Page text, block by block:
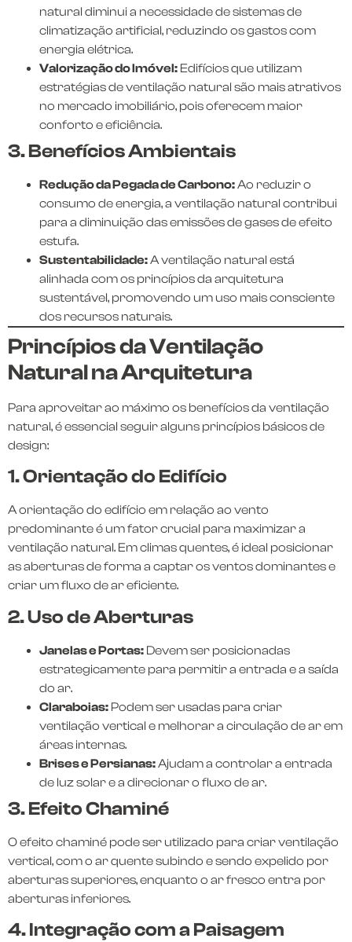
natural diminui a necessidade de sistemas de
climatização artificial, reduzindo os gastos com
energia elétrica.
Valorização do Imóvel: Edifícios que utilizam
estratégias de ventilação natural são mais atrativos
no mercado imobiliário, pois oferecem maior
conforto e eficiência.
3. Benefícios Ambientais
Redução da Pegada de Carbono:Ao reduzir o
consumo de energia, a ventilação natural contribui
para a diminuição das emissões de gases de efeito
estufa.
Sustentabilidade:A ventilação natural está
alinhada com os princípios da arquitetura
sustentável, promovendo um uso mais consciente
dos recursos naturais.
Princípios da Ventilação
Natural na Arquitetura
Para aproveitar ao máximo os benefícios da ventilação
natural, é essencial seguir alguns princípios básicos de
design:
1. Orientação do Edifício
A orientação do edifício em relação ao vento
predominante é um fator crucial para maximizar a
ventilação natural. Em climas quentes, é ideal posicionar
as aberturas de forma a captar os ventos dominantes e
criar um fluxo de ar eficiente.
2. Uso de Aberturas
Janelas e Portas: Devem ser posicionadas
estrategicamente para permitir a entrada e a saída
do ar.
Claraboias: Podem ser usadas para criar
ventilação vertical e melhorar a circulação de ar em
áreas internas.
Brises e Persianas:Ajudam a controlar a entrada
de luz solar e a direcionar o fluxo de ar.
3. Efeito Chaminé
O efeito chaminé pode ser utilizado para criar ventilação
vertical, com o ar quente subindo e sendo expelido por
aberturas superiores, enquanto o ar fresco entra por
aberturas inferiores.
4. Integração com a Paisagem